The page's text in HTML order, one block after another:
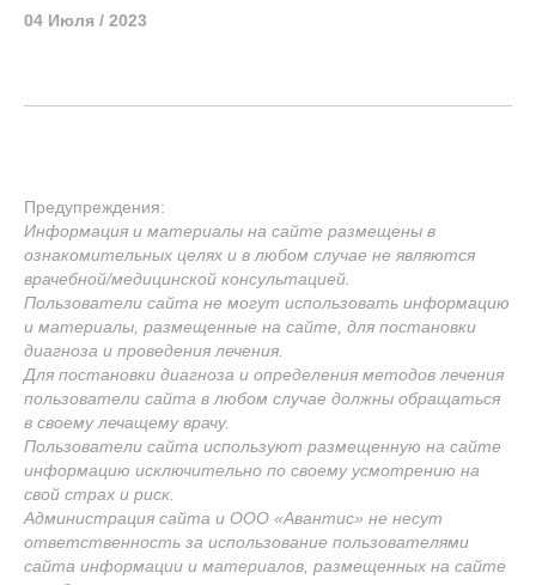
04 Июля / 2023
Предупреждения:
Информация и материалы на сайте размещены в
ознакомительных целях и в любом случае не являются
врачебной/медицинской консультацией.
Пользователи сайта не могут использовать информацию
и материалы, размещенные на сайте, для постановки
диагноза и проведения лечения.
Для постановки диагноза и определения методов лечения
пользователи сайта в любом случае должны обращаться
в своему лечащему врачу.
Пользователи сайта используют размещенную на сайте
информацию исключительно по своему усмотрению на
свой страх и риск.
Администрация сайта и ООО «Авантис» не несут
ответственность за использование пользователями
сайта информации и материалов, размещенных на сайте